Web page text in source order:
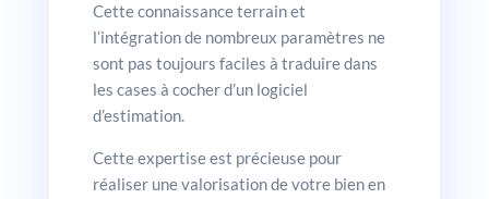
Cette connaissance terrain et
l’intégration de nombreux paramètres ne
sont pas toujours faciles à traduire dans
les cases à cocher d’un logiciel
d’estimation.
Cette expertise est précieuse pour
réaliser une valorisation de votre bien en